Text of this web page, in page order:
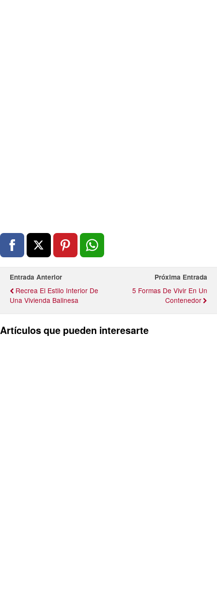
Entrada Anterior
Recrea El Estilo Interior De
Una Vivienda Balinesa
Próxima Entrada
5 Formas De Vivir En Un
Contenedor
Artículos que pueden interesarte